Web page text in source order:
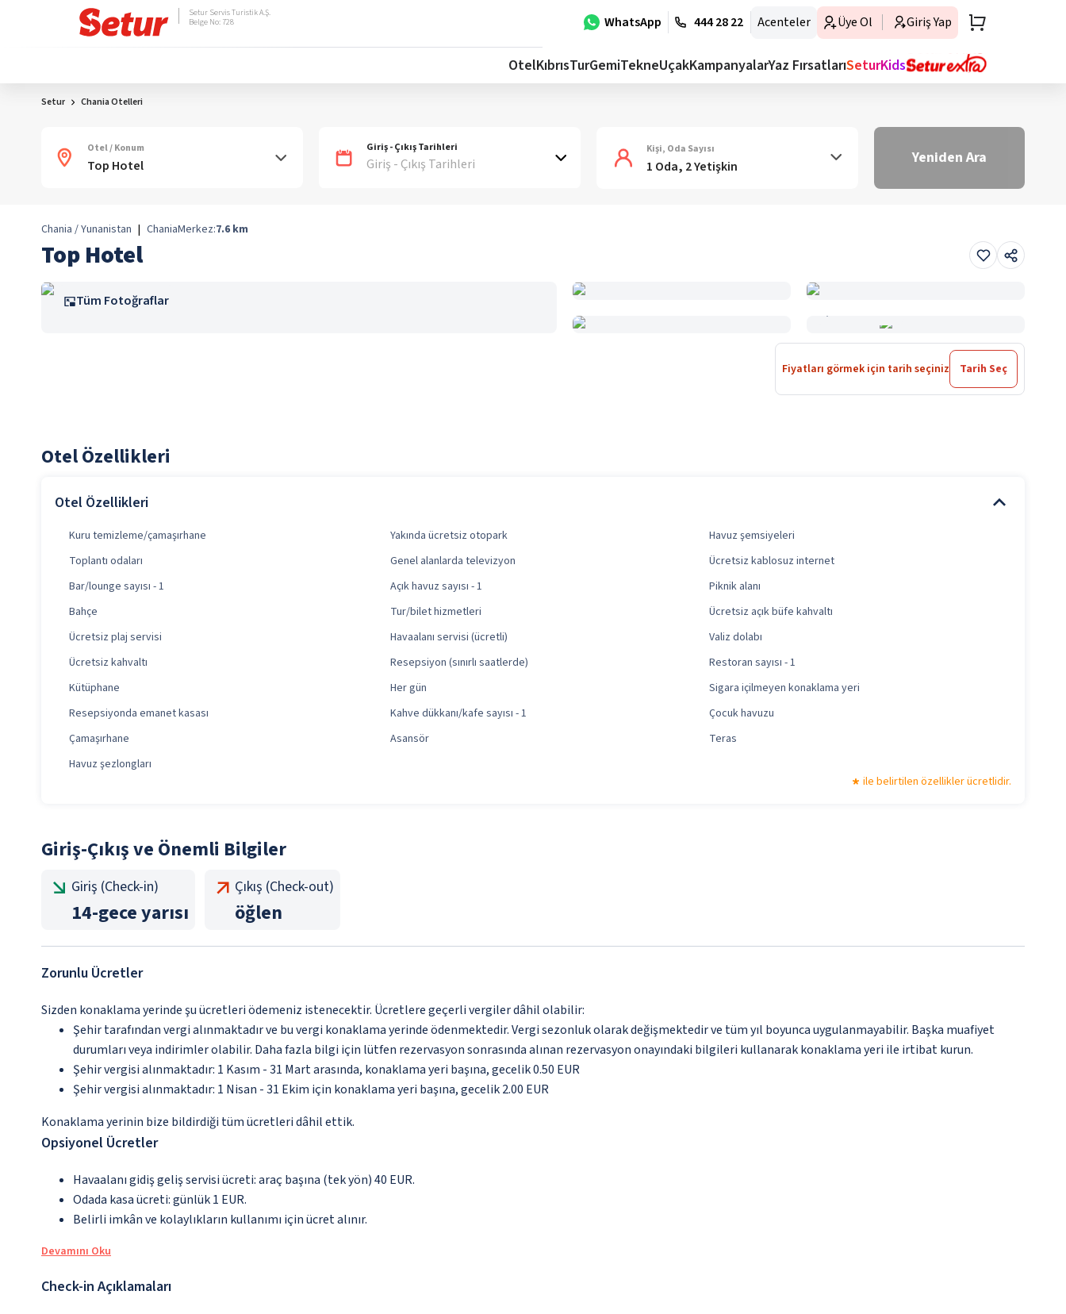
WhatsApp 444 28 22 Acenteler Üye Ol Giriş Yap
Setur Servis Turistik A.Ş.
Belge No: 728
OtelKıbrısTurGemiTekneUçakKampanyalarYaz FırsatlarıSeturKids
Setur Chania Otelleri
Otel / Konum Giriş - Çıkış Tarihleri
Giriş - Çıkış Tarihleri
Kişi, Oda Sayısı
1 Oda, 2 Yetişkin Yeniden Ara
Chania / Yunanistan | ChaniaMerkez:7.6 km
Top Hotel
Tüm Fotoğraflar
Fiyatları görmek için tarih seçiniz Tarih Seç
Otel Özellikleri
Otel Özellikleri
Kuru temizleme/çamaşırhane Yakında ücretsiz otopark
Havuz şemsiyeleri
Toplantı odaları
Genel alanlarda televizyon
Ücretsiz kablosuz internet
Bar/lounge sayısı - 1
Açık havuz sayısı - 1
Piknik alanı
Bahçe
Tur/bilet hizmetleri
Ücretsiz açık büfe kahvaltı
Ücretsiz plaj servisi
Havaalanı servisi (ücretli)
Valiz dolabı
Ücretsiz kahvaltı
Resepsiyon (sınırlı saatlerde)
Restoran sayısı - 1
Kütüphane
Her gün
Sigara içilmeyen konaklama yeri
Resepsiyonda emanet kasası
Kahve dükkanı/kafe sayısı - 1
Çocuk havuzu
Çamaşırhane
Asansör
Teras
Havuz şezlongları
ile belirtilen özellikler ücretlidir.
Giriş-Çıkış ve Önemli Bilgiler
Giriş (Check-in)
14-gece yarısı
Çıkış (Check-out)
öğlen
Zorunlu Ücretler
Sizden konaklama yerinde şu ücretleri ödemeniz istenecektir. Ücretlere geçerli vergiler dâhil olabilir:
Şehir tarafından vergi alınmaktadır ve bu vergi konaklama yerinde ödenmektedir. Vergi sezonluk olarak değişmektedir ve tüm yıl boyunca uygulanmayabilir. Başka muafiyet
durumları veya indirimler olabilir. Daha fazla bilgi için lütfen rezervasyon sonrasında alınan rezervasyon onayındaki bilgileri kullanarak konaklama yeri ile irtibat kurun.
Şehir vergisi alınmaktadır: 1 Kasım - 31 Mart arasında, konaklama yeri başına, gecelik 0.50 EUR
Şehir vergisi alınmaktadır: 1 Nisan - 31 Ekim için konaklama yeri başına, gecelik 2.00 EUR
Konaklama yerinin bize bildirdiği tüm ücretleri dâhil ettik.
Opsiyonel Ücretler
Havaalanı gidiş geliş servisi ücreti: araç başına (tek yön) 40 EUR.
Odada kasa ücreti: günlük 1 EUR.
Belirli imkân ve kolaylıkların kullanımı için ücret alınır.
Devamını Oku
Check-in Açıklamaları